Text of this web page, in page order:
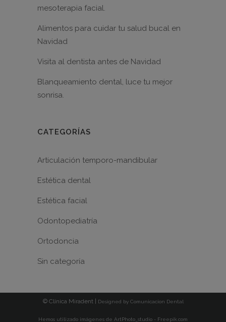
mesoterapia facial.
Alimentos para cuidar tu salud bucal en
Navidad
Visita al dentista antes de Navidad
Blanqueamiento dental, luce tu mejor
sonrisa.
CATEGORÍAS
Articulación temporo-mandibular
Estética dental
Estética facial
Odontopediatría
Ortodoncia
Sin categoría
© Clínica Miradent | Designed by Comunicacion Dental
Hemos utilizado imágenes de ArtPhoto_studio - Freepik.com